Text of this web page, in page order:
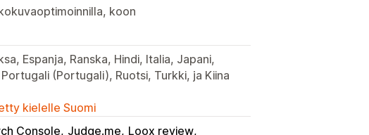
koon
Espanja, Ranska, Hindi, Italia, Japani,
(Portugali), Ruotsi, Turkki, ja Kiina
kielelle Suomi
Console Judge.me Loox review